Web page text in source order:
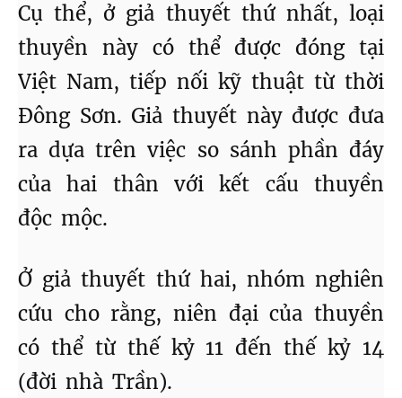
Cụ thể, ở giả thuyết thứ nhất, loại
thuyền này có thể được đóng tại
Việt Nam, tiếp nối kỹ thuật từ thời
Đông Sơn. Giả thuyết này được đưa
ra dựa trên việc so sánh phần đáy
của hai thân với kết cấu thuyền
độc mộc.
Ở giả thuyết thứ hai, nhóm nghiên
cứu cho rằng, niên đại của thuyền
có thể từ thế kỷ 11 đến thế kỷ 14
(đời nhà Trần).